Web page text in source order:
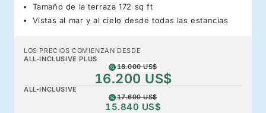
Tamaño de la terraza 172 sq ft
Vistas al mar y al cielo desde todas las estancias
LOS PRECIOS COMIENZAN DESDE
ALL-INCLUSIVE PLUS
18.000 US$
16.200 US$
ALL-INCLUSIVE
17.600 US$
15.840 US$